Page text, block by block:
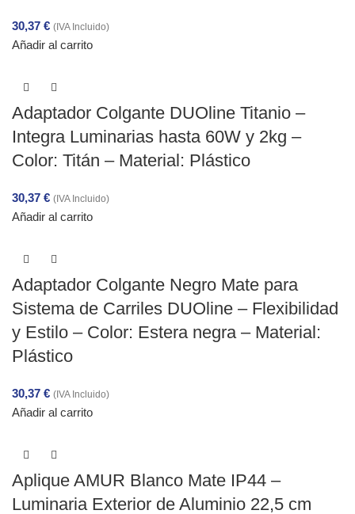
30,37 € (IVA Incluido)
Añadir al carrito
Adaptador Colgante DUOline Titanio –
Integra Luminarias hasta 60W y 2kg –
Color: Titán – Material: Plástico
30,37 € (IVA Incluido)
Añadir al carrito
Adaptador Colgante Negro Mate para
Sistema de Carriles DUOline – Flexibilidad
y Estilo – Color: Estera negra – Material:
Plástico
30,37 € (IVA Incluido)
Añadir al carrito
Aplique AMUR Blanco Mate IP44 –
Luminaria Exterior de Aluminio 22,5 cm